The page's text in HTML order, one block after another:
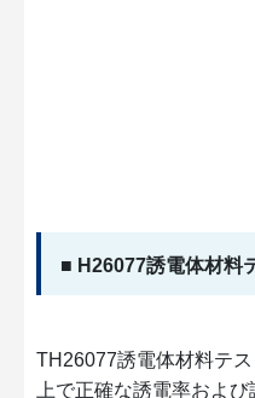
■ H26077誘電体材料
TH26077誘電体材料テ
上で正確な誘電率およ